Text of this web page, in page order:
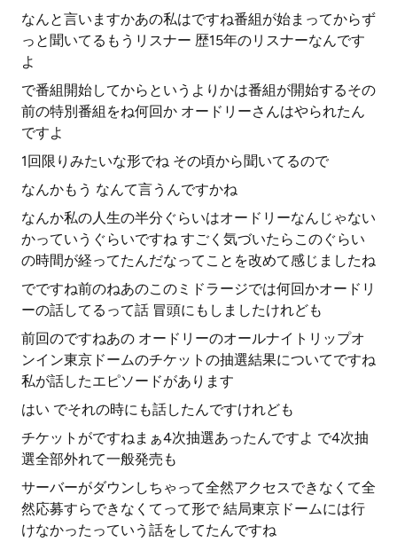
なんと言いますかあの私はですね番組が始まってからず
っと聞いてるもうリスナー 歴15年のリスナーなんです
よ
で番組開始してからというよりかは番組が開始するその
前の特別番組をね何回か オードリーさんはやられたん
ですよ
1回限りみたいな形でね その頃から聞いてるので
なんかもう なんて言うんですかね
なんか私の人生の半分ぐらいはオードリーなんじゃない
かっていうぐらいですね すごく気づいたらこのぐらい
の時間が経ってたんだなってことを改めて感じましたね
でですね前のねあのこのミドラージでは何回かオードリ
ーの話してるって話 冒頭にもしましたけれども
前回のですねあの オードリーのオールナイトリップオ
ンイン東京ドームのチケットの抽選結果についてですね
私が話したエピソードがあります
はい でそれの時にも話したんですけれども
チケットがですねまぁ4次抽選あったんですよ で4次抽
選全部外れて一般発売も
サーバーがダウンしちゃって全然アクセスできなくて全
然応募すらできなくてって形で 結局東京ドームには行
けなかったっていう話をしてたんですね